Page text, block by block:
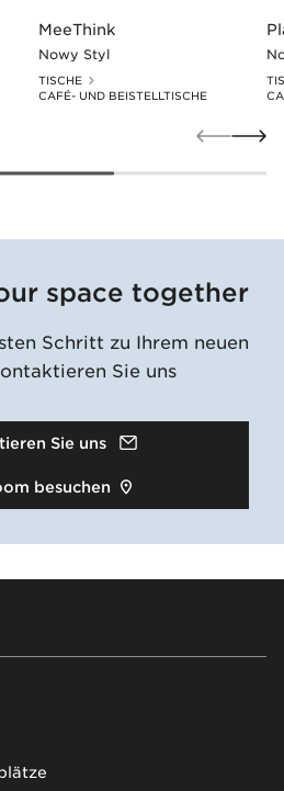
MeeThink
Nowy Styl
TISCHE
CAFÉ- UND BEISTELLTISCHE
space together
Schritt zu Ihrem neuen
Sie uns
Sie uns
besuchen